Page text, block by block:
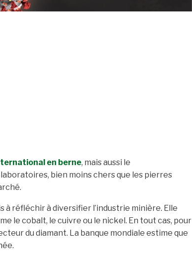
en berne, mais aussi le
bien moins chers que les pierres
réfléchir à diversifier l’industrie minière. Elle
le cobalt, le cuivre ou le nickel. En tout cas, pour
du diamant. La banque mondiale estime que